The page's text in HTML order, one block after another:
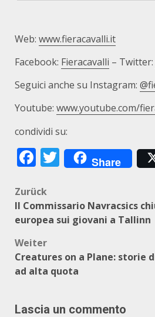
Web: www.fieracavalli.it
Facebook: Fieracavalli – Twitter:
Seguici anche su Instagram:
Youtube: www.youtube.com/
condividi su:
Facebook
Twitter
Share
Beitragsnavigation
Zurück
Il Commissario Navracsics
europea sui giovani a Tallinn
Weiter
Creatures on a Plane: storie
ad alta quota
Lascia un commento